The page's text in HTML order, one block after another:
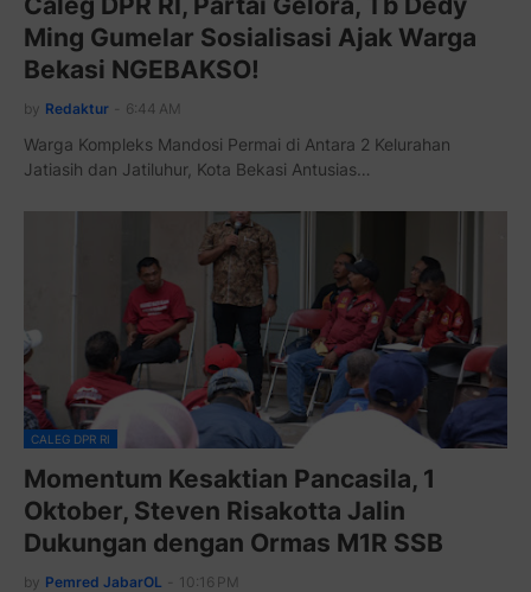
Ming Gumelar Sosialisasi Ajak Warga
Bekasi NGEBAKSO!
by Redaktur 6:44 AM
Warga Kompleks Mandosi Permai di Antara 2 Kelurahan
Jatiasih dan Jatiluhur, Kota Bekasi Antusias…
CALEG DPR RI
Momentum Kesaktian Pancasila, 1
Oktober, Steven Risakotta Jalin
Dukungan dengan Ormas M1R SSB
by Pemred JabarOL 10:16 PM